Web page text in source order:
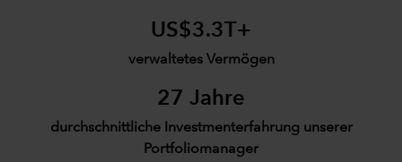
US$3.3T+
verwaltetes Vermögen
27 Jahre
durchschnittliche Investmenterfahrung unserer
Portfoliomanager